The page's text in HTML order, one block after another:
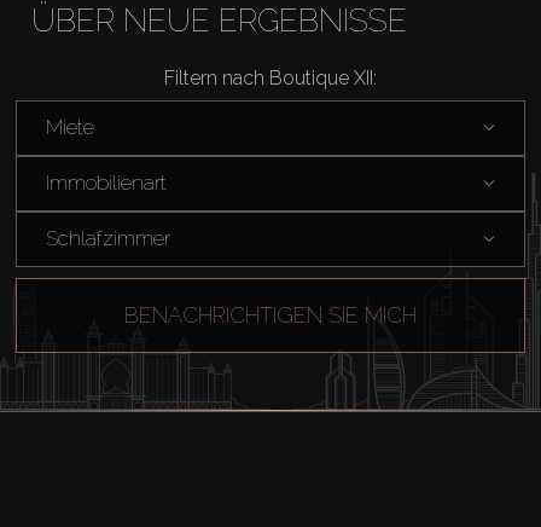
ÜBER NEUE ERGEBNISSE
Filtern nach Boutique XII:
Miete
Immobilienart
Schlafzimmer
BENACHRICHTIGEN SIE MICH